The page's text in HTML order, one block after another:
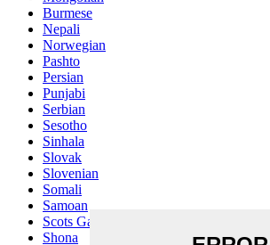
Burmese
Nepali
Norwegian
Pashto
Persian
Punjabi
Serbian
Sesotho
Sinhala
Slovak
Slovenian
Somali
Samoan
Scots Gaelic
Shona